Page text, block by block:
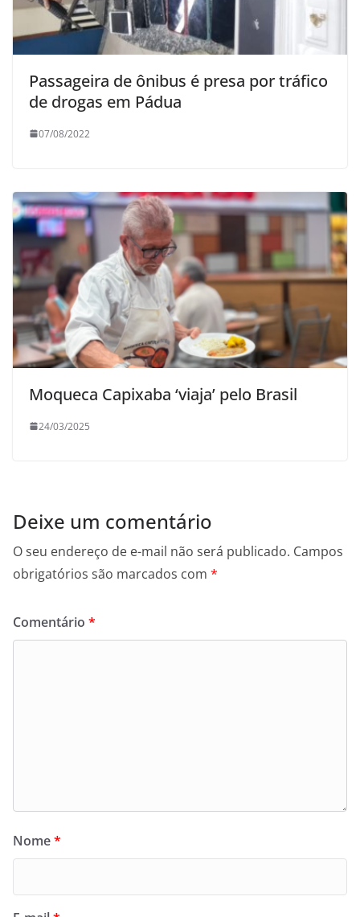
Passageira de ônibus é presa por tráfico
de drogas em Pádua
07/08/2022
Moqueca Capixaba ‘viaja’ pelo Brasil
24/03/2025
Deixe um comentário
O seu endereço de e-mail não será publicado. Campos
obrigatórios são marcados com *
Comentário *
Nome*